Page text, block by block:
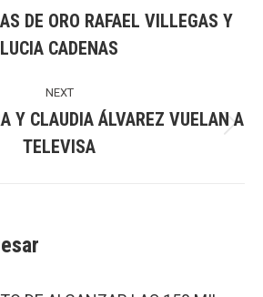
post:
DE ORO RAFAEL VILLEGAS Y
LUCIA CADENAS
NEXT
post:
Y CLAUDIA ÁLVAREZ VUELAN A
TELEVISA